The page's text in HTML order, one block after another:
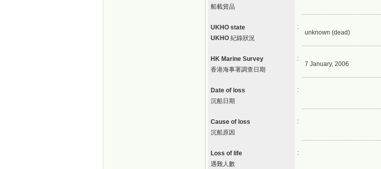
船載貨品
UKHO state
UKHO 紀錄狀況
:
unknown (dead)
HK Marine Survey
香港海事署調查日期
:
7 January, 2006
Date of loss
沉船日期
:
Cause of loss
沉船原因
:
Loss of life
遇難人數
: